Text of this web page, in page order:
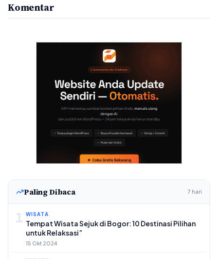
Komentar
Paling Dibaca 7 hari
1 WISATA
Tempat Wisata Sejuk di Bogor: 10 Destinasi Pilihan
untuk Relaksasi”
15 Okt 2024